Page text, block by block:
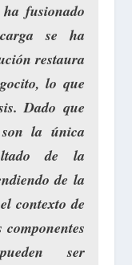
fusionado
se ha
restaura
lo que
Dado que
la única
de la
de la
contexto de
ser